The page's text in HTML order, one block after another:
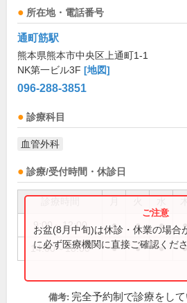
所在地・電話番号
通町筋駅
熊本県熊本市中央区上通町1-1
NK第一ビル3F [地図]
096-288-3851
診療科目
血管外科
診療/受付時間・休診日
9:00～12:00 ● ● ● ●
14:00～18:00 ● ● ● ●
お盆(8月中旬)は休診・休業の場合
に必ず医療機関に直接ご確認くださ
備考: 完全予約制で診療をして